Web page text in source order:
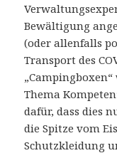
Bewältigung
(oder allenfalls
Transport des
Thema
dafür, dass dies
die Spitze vom
Schutzkleidung